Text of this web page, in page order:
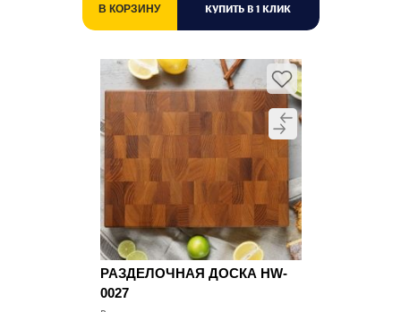
В КОРЗИНУ КУПИТЬ В 1 КЛИК
РАЗДЕЛОЧНАЯ ДОСКА HW-
0027